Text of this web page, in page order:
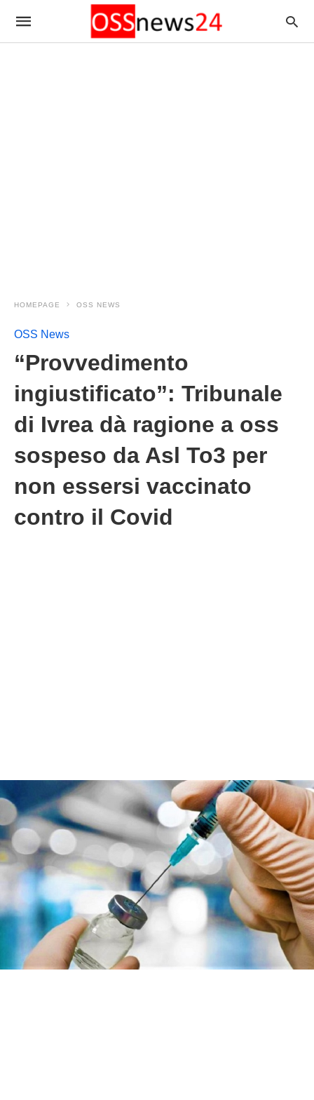
HOMEPAGE OSS NEWS
OSS News
“Provvedimento
ingiustificato”: Tribunale
di Ivrea dà ragione a oss
sospeso da Asl To3 per
non essersi vaccinato
contro il Covid